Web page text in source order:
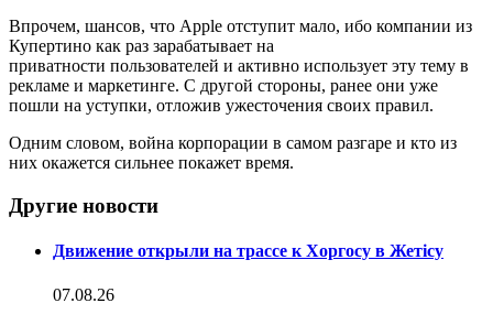
Впрочем, шансов, что Apple отступит мало, ибо компании из
Купертино как раз зарабатывает на
приватности пользователей и активно использует эту тему в
рекламе и маркетинге. С другой стороны, ранее они уже
пошли на уступки, отложив ужесточения своих правил.
Одним словом, война корпорации в самом разгаре и кто из
них окажется сильнее покажет время.
Другие новости
Движение открыли на трассе к Хоргосу в Жетісу
07.08.26